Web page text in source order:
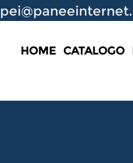
HOME CATALOGO